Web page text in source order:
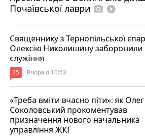
Почаївської лаври photo_camera play_circle_filled
Священнику з Тернопільської
Олексію Николишину заборонили
служіння
35 Вчора о 10:53
«Треба вміти вчасно піти»: як Олег
Соколовський прокоментував
призначення нового начальника
управління ЖКГ